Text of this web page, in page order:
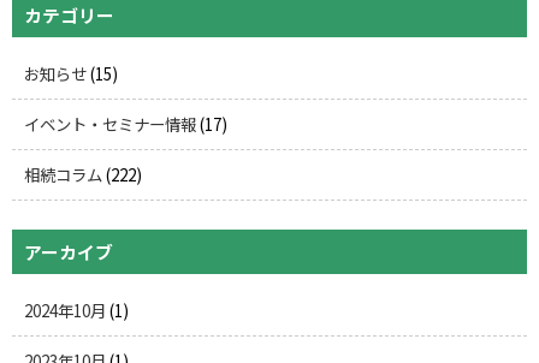
カテゴリー
お知らせ(15)
イベント・セミナー情報(17)
相続コラム (222)
アーカイブ
2024年10月 (1)